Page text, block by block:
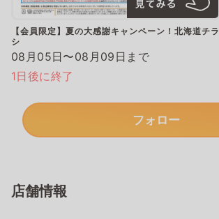
【会員限定】夏の大感謝キャンペーン！北海道チラ
シ
08月05日〜08月09日まで
1日後に終了
フォロー
店舗情報